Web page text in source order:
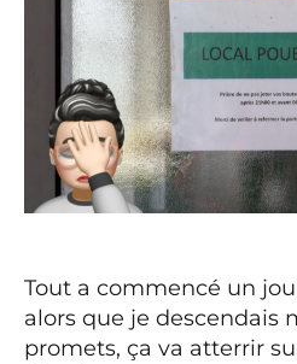
Tout a commencé un
alors que je descendais
promets, ça va atterrir